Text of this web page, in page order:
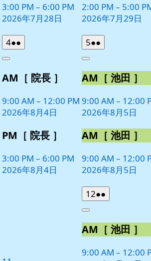
3:00 PM – 6:00 PM
2026年7月28日
2:00 PM – 5:00
2026年7月29日
42026
年
月
日
●●
件
イ
ン
ト)
Close
AM［ 院長 ］
9:00 AM – 12:00 PM
2026年8月4日
PM［ 院長 ］
3:00 PM – 6:00 PM
2026年8月4日
52026
年
月
5
日
●●
件
イ
ン
ト)
Close
AM［ 池田 ］
9:00 AM – 12:00
2026年8月5日
AM［ 池田 ］
9:00 AM – 12:00
2026年8月5日
122026
年
月
12
日
●●
件
イ
ン
Close
AM［ 池田 ］
9:00 AM – 12:00